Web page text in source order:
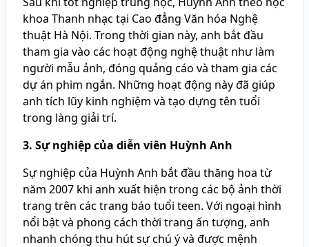
khoa Thanh nhạc tại Cao đẳng Văn hóa Nghệ
thuật Hà Nội. Trong thời gian này, anh bắt đầu
tham gia vào các hoạt động nghệ thuật như làm
người mẫu ảnh, đóng quảng cáo và tham gia các
dự án phim ngắn. Những hoạt động này đã giúp
anh tích lũy kinh nghiệm và tạo dựng tên tuổi
trong làng giải trí.
3. Sự nghiệp của diễn viên Huỳnh Anh
Sự nghiệp của Huỳnh Anh bắt đầu thăng hoa từ
năm 2007 khi anh xuất hiện trong các bộ ảnh thời
trang trên các trang báo tuổi teen. Với ngoại hình
nổi bật và phong cách thời trang ấn tượng, anh
nhanh chóng thu hút sự chú ý và được mệnh